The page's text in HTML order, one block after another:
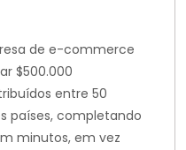
de e-commerce
$500.000
entre 50
países, completando
minutos, em vez